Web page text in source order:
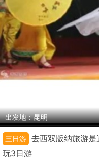
出发地：昆明
三日游 去西双版纳旅游
玩3日游